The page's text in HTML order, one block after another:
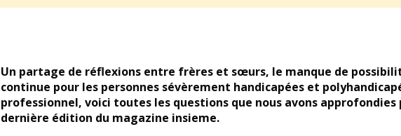
Un partage de réflexions entre frères et sœurs, le manque de
continue pour les personnes sévèrement handicapées et
professionnel, voici toutes les questions que nous avons approfondies
dernière édition du magazine insieme.